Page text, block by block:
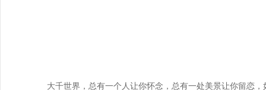
大千世界，总有一个人让你怀念，总有一处美景让你留恋